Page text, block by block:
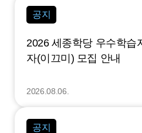
공지
2026 세종학당 우수학습
자(이끄미) 모집 안내
2026.08.06.
공지